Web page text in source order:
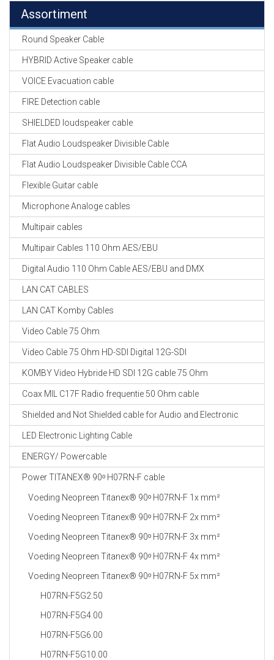
Assortiment
Round Speaker Cable
HYBRID Active Speaker cable
VOICE Evacuation cable
FIRE Detection cable
SHIELDED loudspeaker cable
Flat Audio Loudspeaker Divisible Cable
Flat Audio Loudspeaker Divisible Cable CCA
Flexible Guitar cable
Microphone Analoge cables
Multipair cables
Multipair Cables 110 Ohm AES/EBU
Digital Audio 110 Ohm Cable AES/EBU and DMX
LAN CAT CABLES
LAN CAT Komby Cables
Video Cable 75 Ohm
Video Cable 75 Ohm HD-SDI Digital 12G-SDI
KOMBY Video Hybride HD SDI 12G cable 75 Ohm
Coax MIL C17F Radio frequentie 50 Ohm cable
Shielded and Not Shielded cable for Audio and Electronic
LED Electronic Lighting Cable
ENERGY/ Powercable
Power TITANEX® 90ᵒ H07RN-F cable
Voeding Neopreen Titanex® 90ᵒ H07RN-F 1x mm²
Voeding Neopreen Titanex® 90ᵒ H07RN-F 2x mm²
Voeding Neopreen Titanex® 90ᵒ H07RN-F 3x mm²
Voeding Neopreen Titanex® 90ᵒ H07RN-F 4x mm²
Voeding Neopreen Titanex® 90ᵒ H07RN-F 5x mm²
H07RN-F5G2.50
H07RN-F5G4.00
H07RN-F5G6.00
H07RN-F5G10.00